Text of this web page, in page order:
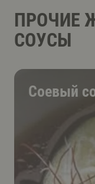
ПРОЧИЕ
СОУСЫ
Соевый